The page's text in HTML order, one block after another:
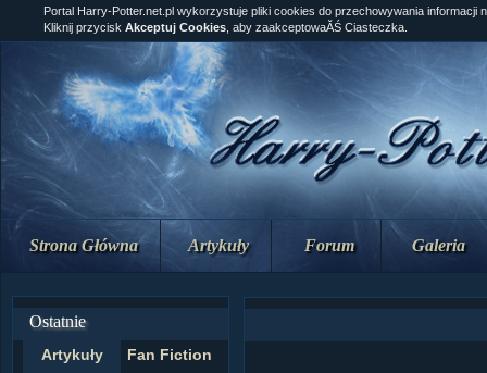
Strona Główna Artykuły Forum Galeria
Ostatnie
Artykuły Fan Fiction
Portal Harry-Potter.net.pl wykorzystuje pliki cookies do przechowywania informacji
Kliknij przycisk Akceptuj Cookies , aby zaakceptowaĂŚ Ciasteczka.